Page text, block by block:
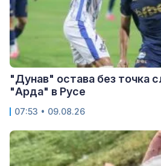
"Дунав" остава без точка
"Арда" в Русе
07:53 • 09.08.26